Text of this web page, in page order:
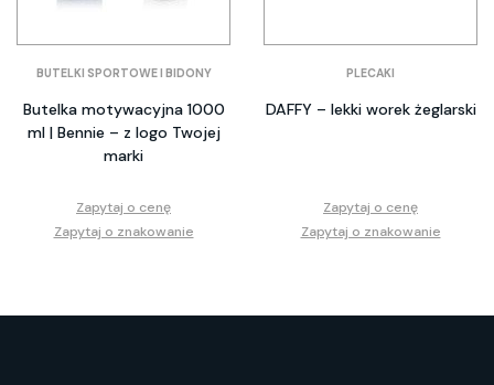
BUTELKI SPORTOWE I BIDONY
Butelka motywacyjna 1000
ml | Bennie – z logo Twojej
marki
Zapytaj o cenę
Zapytaj o znakowanie
PLECAKI
DAFFY – lekki worek żeglarski
Zapytaj o cenę
Zapytaj o znakowanie